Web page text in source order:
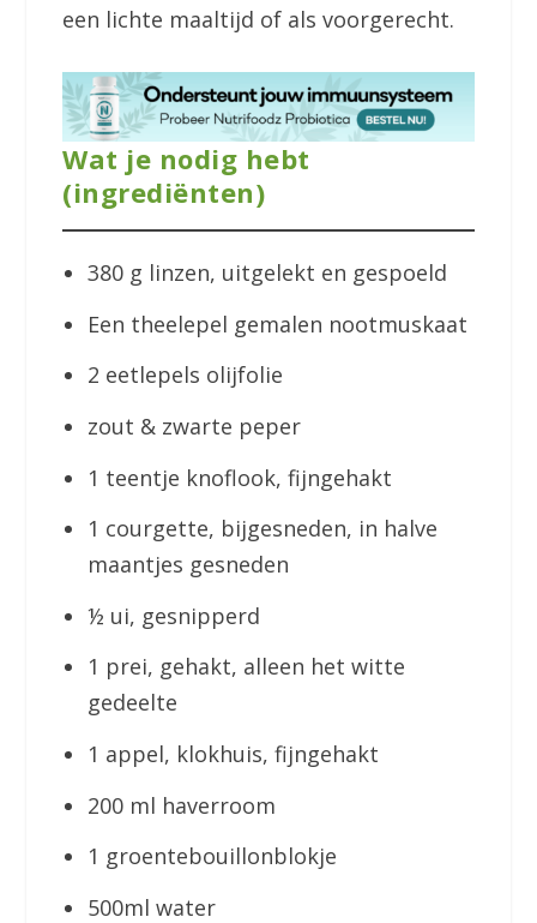
een lichte maaltijd of als voorgerecht.
Wat je nodig hebt
(ingrediënten)
380 g linzen, uitgelekt en gespoeld
Een theelepel gemalen nootmuskaat
2 eetlepels olijfolie
zout & zwarte peper
1 teentje knoflook, fijngehakt
1 courgette, bijgesneden, in halve
maantjes gesneden
½ ui, gesnipperd
1 prei, gehakt, alleen het witte
gedeelte
1 appel, klokhuis, fijngehakt
200 ml haverroom
1 groentebouillonblokje
500ml water